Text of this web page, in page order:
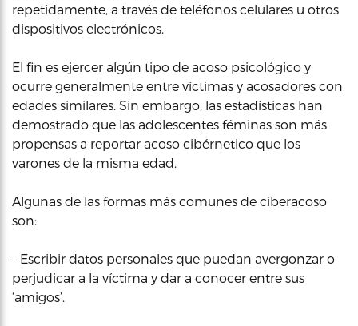
repetidamente, a través de teléfonos celulares u otros
dispositivos electrónicos.
El fin es ejercer algún tipo de acoso psicológico y
ocurre generalmente entre víctimas y acosadores con
edades similares. Sin embargo, las estadísticas han
demostrado que las adolescentes féminas son más
propensas a reportar acoso cibérnetico que los
varones de la misma edad.
Algunas de las formas más comunes de ciberacoso
son:
– Escribir datos personales que puedan avergonzar o
perjudicar a la víctima y dar a conocer entre sus
‘amigos’.